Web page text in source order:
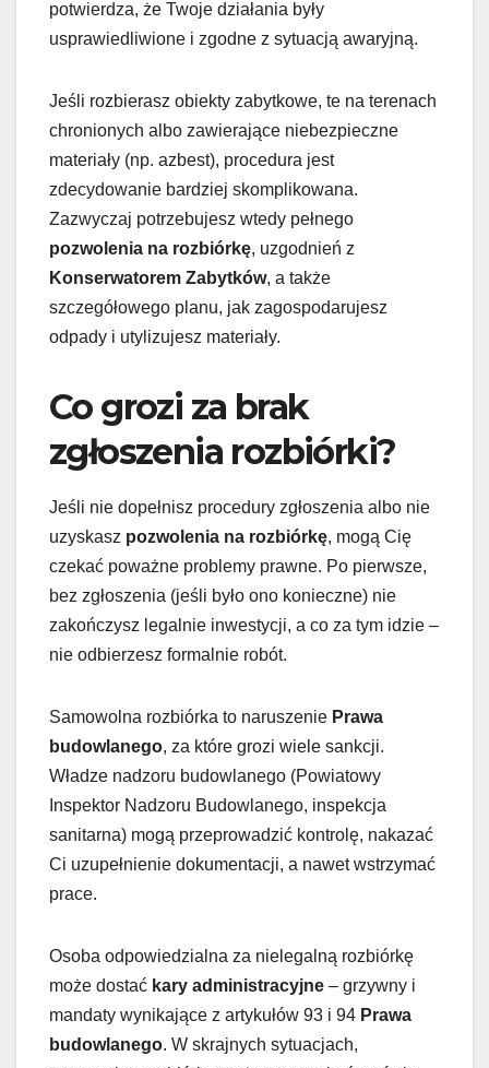
potwierdza, że Twoje działania były
usprawiedliwione i zgodne z sytuacją awaryjną.
Jeśli rozbierasz obiekty zabytkowe, te na terenach
chronionych albo zawierające niebezpieczne
materiały (np. azbest), procedura jest
zdecydowanie bardziej skomplikowana.
Zazwyczaj potrzebujesz wtedy pełnego
pozwolenia na rozbiórkę, uzgodnień z
Konserwatorem Zabytków, a także
szczegółowego planu, jak zagospodarujesz
odpady i utylizujesz materiały.
Co grozi za brak
zgłoszenia rozbiórki?
Jeśli nie dopełnisz procedury zgłoszenia albo nie
uzyskasz pozwolenia na rozbiórkę, mogą Cię
czekać poważne problemy prawne. Po pierwsze,
bez zgłoszenia (jeśli było ono konieczne) nie
zakończysz legalnie inwestycji, a co za tym idzie –
nie odbierzesz formalnie robót.
Samowolna rozbiórka to naruszenie Prawa
budowlanego, za które grozi wiele sankcji.
Władze nadzoru budowlanego (Powiatowy
Inspektor Nadzoru Budowlanego, inspekcja
sanitarna) mogą przeprowadzić kontrolę, nakazać
Ci uzupełnienie dokumentacji, a nawet wstrzymać
prace.
Osoba odpowiedzialna za nielegalną rozbiórkę
może dostać kary administracyjne – grzywny i
mandaty wynikające z artykułów 93 i 94 Prawa
budowlanego. W skrajnych sytuacjach,